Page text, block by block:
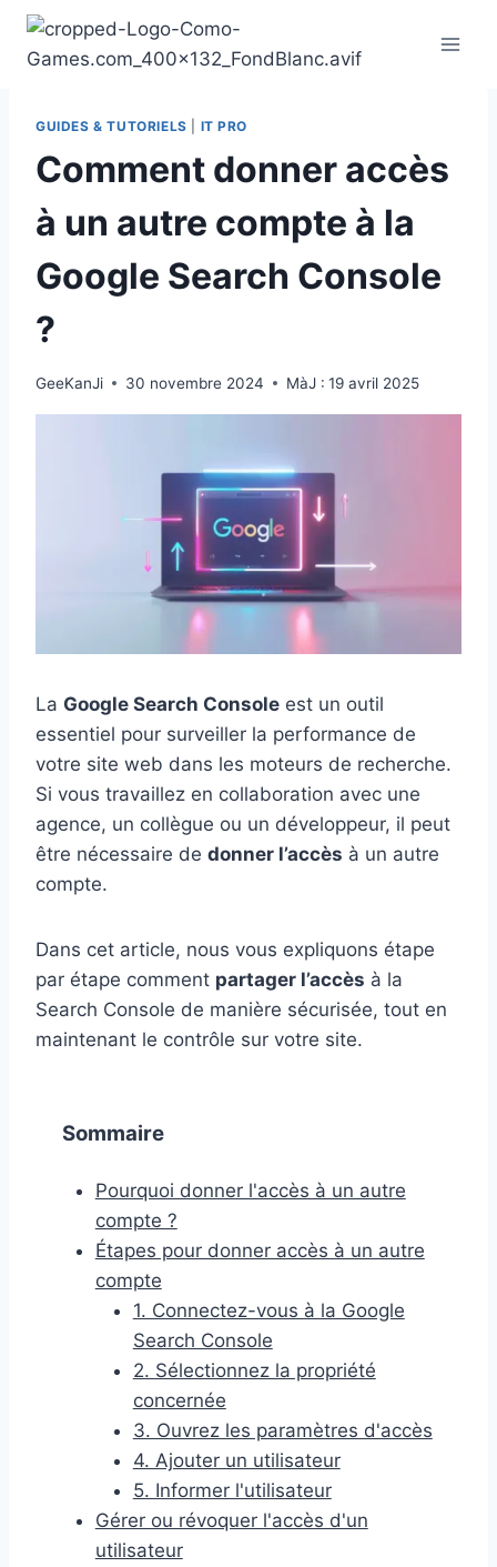
Aller
contenu
GUIDES & TUTORIELS IT PRO
Comment donner accès
à un autre compte à la
Google Search Console
?
GeeKanJi 30 novembre 2024 MàJ : 19 avril 2025
La Google Search Console est un outil
essentiel pour surveiller la performance de
votre site web dans les moteurs de recherche.
Si vous travaillez en collaboration avec une
agence, un collègue ou un développeur, il peut
être nécessaire de donner l’accès à un autre
compte.
Dans cet article, nous vous expliquons étape
par étape comment partager l’accès à la
Search Console de manière sécurisée, tout en
maintenant le contrôle sur votre site.
Sommaire
Pourquoi donner l'accès à un autre
compte ?
Étapes pour donner accès à un autre
compte
1. Connectez-vous à la Google
Search Console
2. Sélectionnez la propriété
concernée
3. Ouvrez les paramètres d'accès
4. Ajouter un utilisateur
5. Informer l'utilisateur
Gérer ou révoquer l'accès d'un
utilisateur